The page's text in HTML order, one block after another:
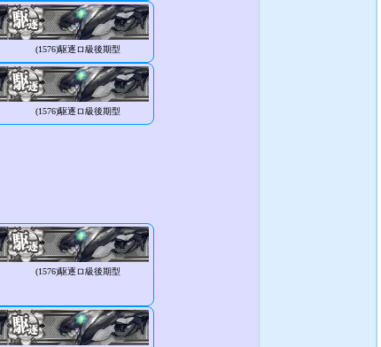
(1576)駆逐ロ級後期型
(1576)駆逐ロ級後期型
(1576)駆逐ロ級後期型